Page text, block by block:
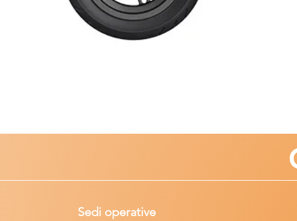
Sedi operative